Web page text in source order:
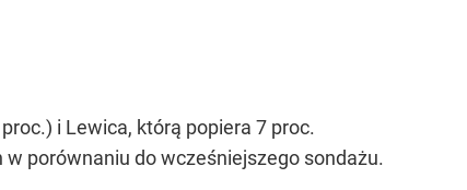
i Lewica, którą popiera 7 proc.
porównaniu do wcześniejszego sondażu.